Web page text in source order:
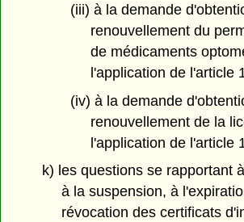
(iii) à la demande
renouvellement du
de médicaments
l'application de l'article
(iv) à la demande
renouvellement de la
l'application de l'article
k) les questions se rapportant
à la suspension, à
révocation des certificats